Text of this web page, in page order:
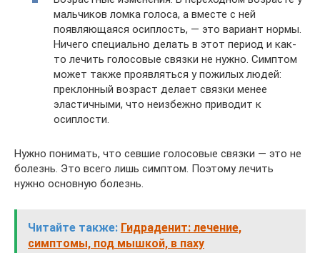
мальчиков ломка голоса, а вместе с ней
появляющаяся осиплость, — это вариант нормы.
Ничего специально делать в этот период и как-
то лечить голосовые связки не нужно. Симптом
может также проявляться у пожилых людей:
преклонный возраст делает связки менее
эластичными, что неизбежно приводит к
осиплости.
Нужно понимать, что севшие голосовые связки — это не
болезнь. Это всего лишь симптом. Поэтому лечить
нужно основную болезнь.
Читайте также: Гидраденит: лечение,
симптомы, под мышкой, в паху